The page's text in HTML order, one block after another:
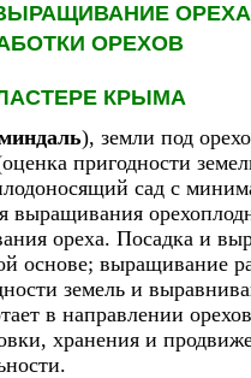
ОРЕХА
ОРЕХОВ
КРЫМА
), земли под
пригодности
сад с
выращивания
ореха. Посадка и
основе; выращивание
земель и
в направлении
хранения и